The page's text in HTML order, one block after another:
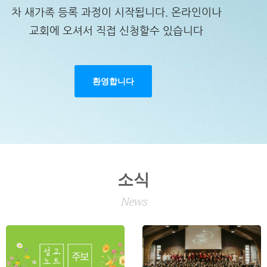
차 새가족 등록 과정이 시작됩니다. 온라인이나
교회에 오셔서 직접 신청할수 있습니다
환영합니다
소식
News